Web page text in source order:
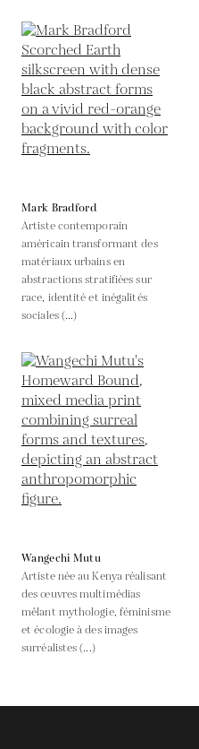
Mark Bradford
Artiste contemporain
américain transformant des
matériaux urbains en
abstractions stratifiées sur
race, identité et inégalités
sociales (...)
Wangechi Mutu
Artiste née au Kenya réalisant
des œuvres multimédias
mêlant mythologie, féminisme
et écologie à des images
surréalistes (...)